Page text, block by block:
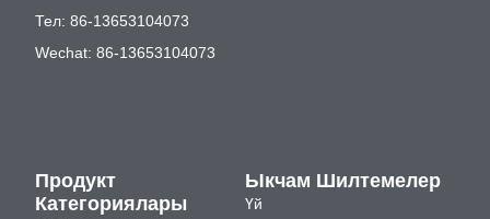
Продукт
Категориялары
Ыкчам Шилтемелер
Үй
Тел: 86-13653104073
Wechat: 86-13653104073